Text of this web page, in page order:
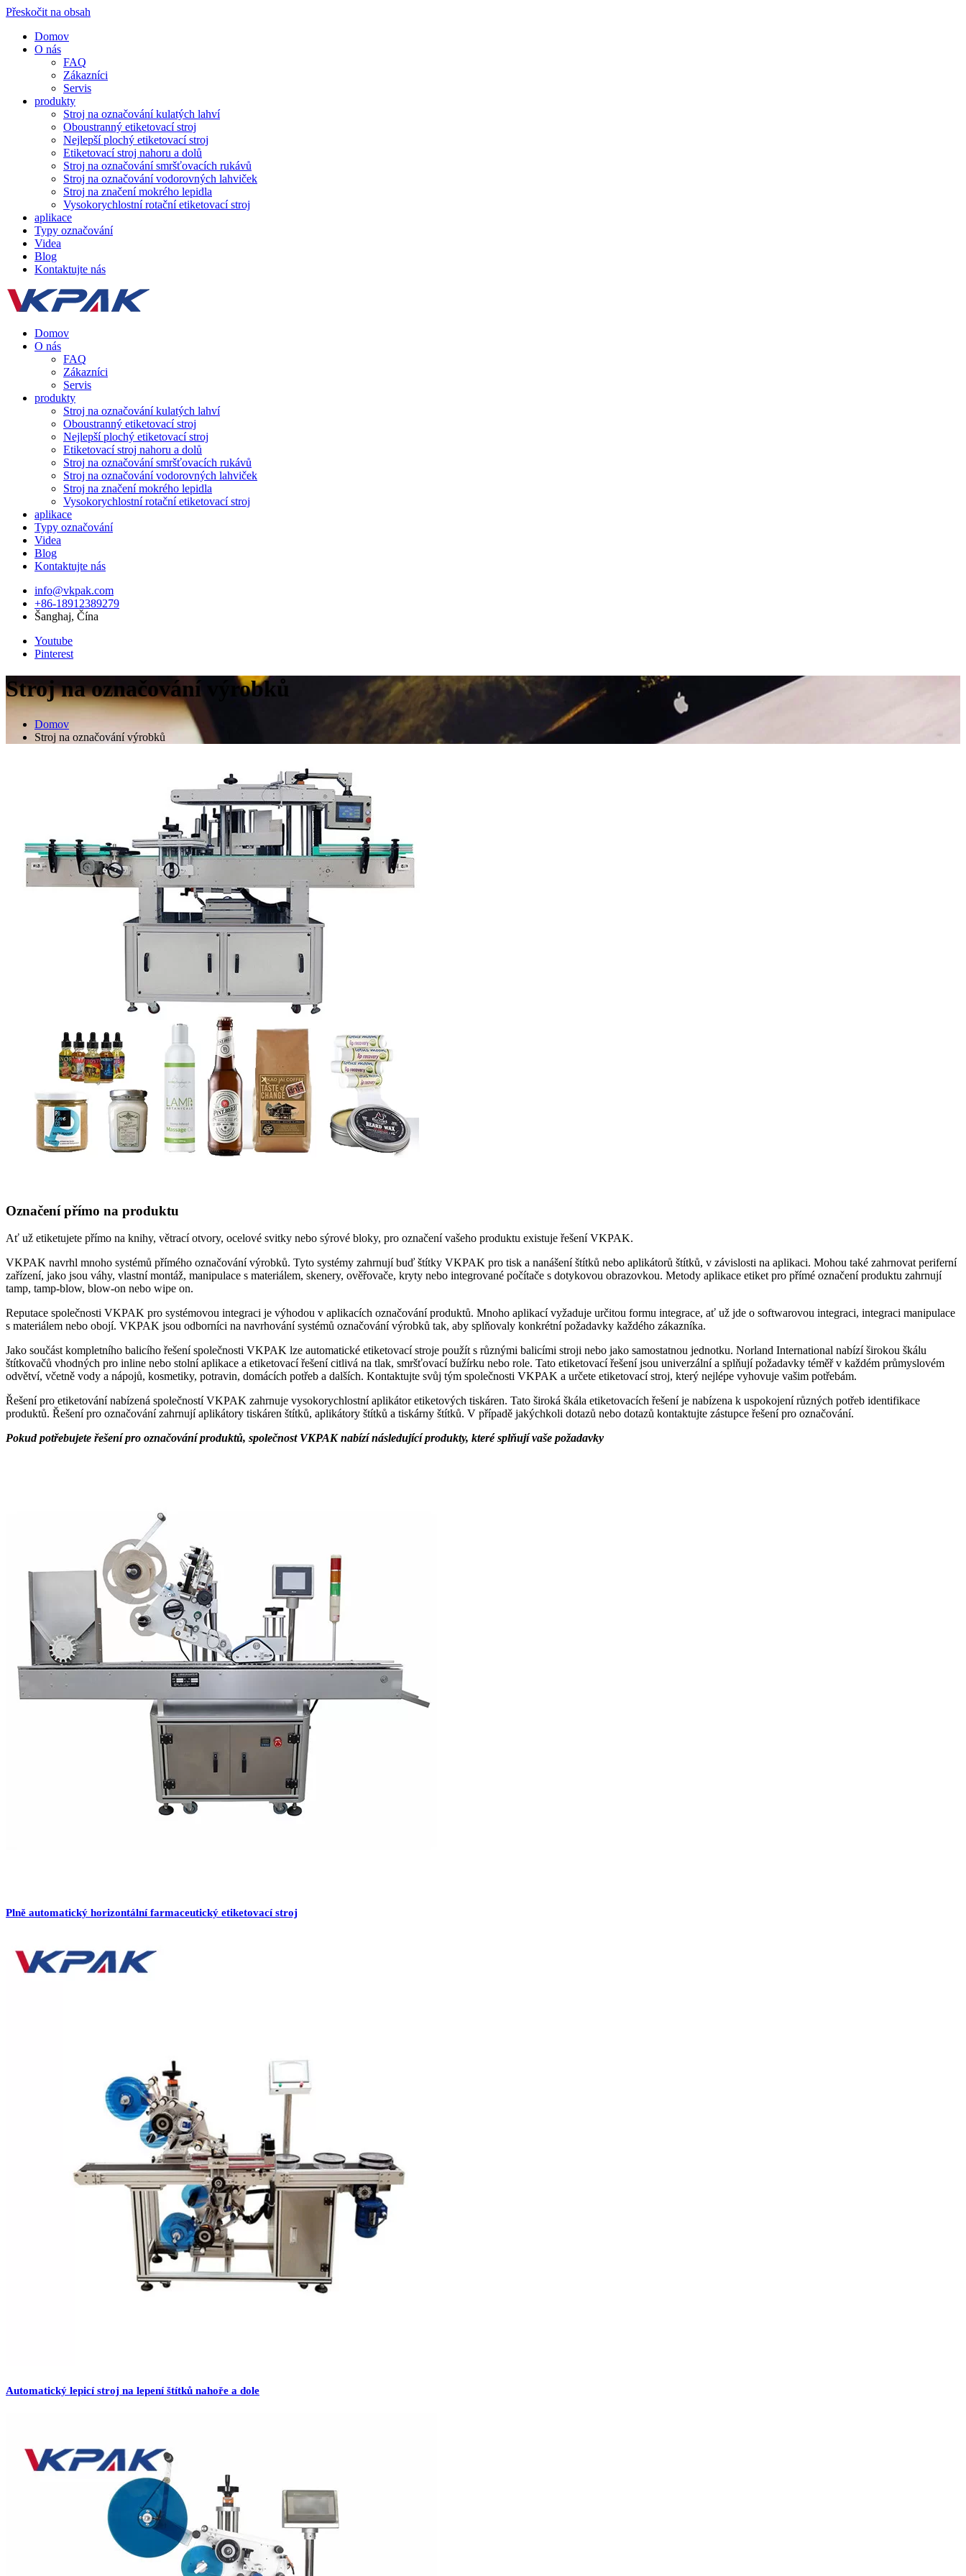
Přeskočit na obsah
Domov
O nás
FAQ
Zákazníci
Servis
produkty
Stroj na označování kulatých lahví
Oboustranný etiketovací stroj
Nejlepší plochý etiketovací stroj
Etiketovací stroj nahoru a dolů
Stroj na označování smršťovacích rukávů
Stroj na označování vodorovných lahviček
Stroj na značení mokrého lepidla
Vysokorychlostní rotační etiketovací stroj
aplikace
Typy označování
Videa
Blog
Kontaktujte nás
Domov
O nás
FAQ
Zákazníci
Servis
produkty
Stroj na označování kulatých lahví
Oboustranný etiketovací stroj
Nejlepší plochý etiketovací stroj
Etiketovací stroj nahoru a dolů
Stroj na označování smršťovacích rukávů
Stroj na označování vodorovných lahviček
Stroj na značení mokrého lepidla
Vysokorychlostní rotační etiketovací stroj
aplikace
Typy označování
Videa
Blog
Kontaktujte nás
info@vkpak.com
+86-18912389279
Šanghaj, Čína
Youtube
Pinterest
Stroj na označování výrobků
Domov
Stroj na označování výrobků
Označení přímo na produktu
Ať už etiketujete přímo na knihy, větrací otvory, ocelové svitky nebo sýrové bloky, pro označení vašeho produktu existuje řešení VKPAK.
VKPAK navrhl mnoho systémů přímého označování výrobků. Tyto systémy zahrnují buď štítky VKPAK pro tisk a nanášení štítků nebo aplikátorů štítků, v závislosti na aplikaci. Mohou také zahrnovat periferní
zařízení, jako jsou váhy, vlastní montáž, manipulace s materiálem, skenery, ověřovače, kryty nebo integrované počítače s dotykovou obrazovkou. Metody aplikace etiket pro přímé označení produktu zahrnují
tamp, tamp-blow, blow-on nebo wipe on.
Reputace společnosti VKPAK pro systémovou integraci je výhodou v aplikacích označování produktů. Mnoho aplikací vyžaduje určitou formu integrace, ať už jde o softwarovou integraci, integraci manipulace
s materiálem nebo obojí. VKPAK jsou odborníci na navrhování systémů označování výrobků tak, aby splňovaly konkrétní požadavky každého zákazníka.
Jako součást kompletního balicího řešení společnosti VKPAK lze automatické etiketovací stroje použít s různými balicími stroji nebo jako samostatnou jednotku. Norland International nabízí širokou škálu
štítkovačů vhodných pro inline nebo stolní aplikace a etiketovací řešení citlivá na tlak, smršťovací bužírku nebo role. Tato etiketovací řešení jsou univerzální a splňují požadavky téměř v každém průmyslovém
odvětví, včetně vody a nápojů, kosmetiky, potravin, domácích potřeb a dalších. Kontaktujte svůj tým společnosti VKPAK a určete etiketovací stroj, který nejlépe vyhovuje vašim potřebám.
Řešení pro etiketování nabízená společností VKPAK zahrnuje vysokorychlostní aplikátor etiketových tiskáren. Tato široká škála etiketovacích řešení je nabízena k uspokojení různých potřeb identifikace
produktů. Řešení pro označování zahrnují aplikátory tiskáren štítků, aplikátory štítků a tiskárny štítků. V případě jakýchkoli dotazů nebo dotazů kontaktujte zástupce řešení pro označování.
Pokud potřebujete řešení pro označování produktů, společnost VKPAK nabízí následující produkty, které splňují vaše požadavky
Plně automatický horizontální farmaceutický etiketovací stroj
Automatický lepicí stroj na lepení štítků nahoře a dole